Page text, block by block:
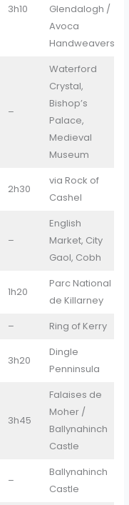
3h10
Glendalogh /
Avoca
Handweavers
–
Waterford
Crystal,
Bishop’s
Palace,
Medieval
Museum
2h30
via Rock of
Cashel
–
English
Market, City
Gaol, Cobh
1h20
Parc National
de Killarney
– Ring of Kerry
3h20
Dingle
Penninsula
3h45
Falaises de
Moher /
Ballynahinch
Castle
–
Ballynahinch
Castle